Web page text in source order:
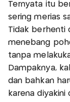
Ternyata itu
sering merias
Tidak berhenti
menebang
tanpa
Dampaknya,
dan bahkan
karena